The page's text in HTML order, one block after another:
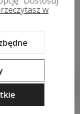
Shoper Modern 3.0™
w